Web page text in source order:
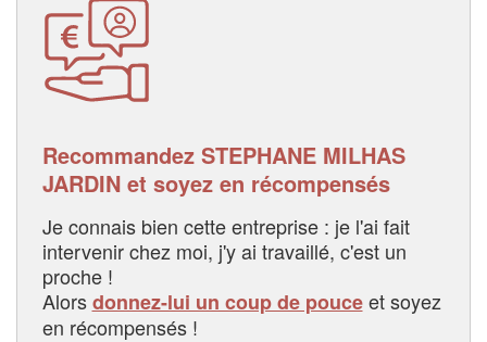
Recommandez STEPHANE MILHAS
JARDIN et soyez en récompensés
Je connais bien cette entreprise : je l'ai fait
intervenir chez moi, j'y ai travaillé, c'est un
proche !
Alorsdonnez-lui un coup de pouceet soyez
en récompensés !